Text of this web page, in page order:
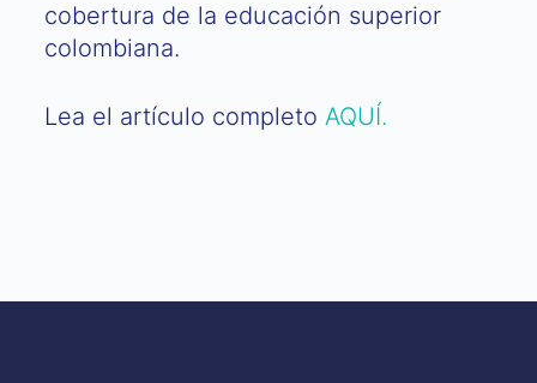
cobertura de la educación superior
colombiana.
Lea el artículo completo AQUÍ.